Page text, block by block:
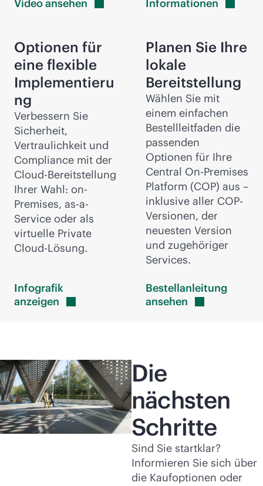
Videoansehen
Informationen
Optionen für
eine flexible
Implementieru
ng
Verbessern Sie
Sicherheit,
Vertraulichkeit und
Compliance mit der
Cloud-Bereitstellung
Ihrer Wahl: on-
Premises, as-a-
Service oder als
virtuelle Private
Cloud-Lösung.
Infografik
anzeigen
Planen Sie Ihre
lokale
Bereitstellung
Wählen Sie mit
einem einfachen
Bestellleitfaden die
passenden
Optionen für Ihre
Central On-Premises
Platform (COP) aus –
inklusive aller COP-
Versionen, der
neuesten Version
und zugehöriger
Services.
Bestellanleitung
ansehen
Die
nächsten
Schritte
Sind Sie startklar?
Informieren Sie sich über
die Kaufoptionen oder